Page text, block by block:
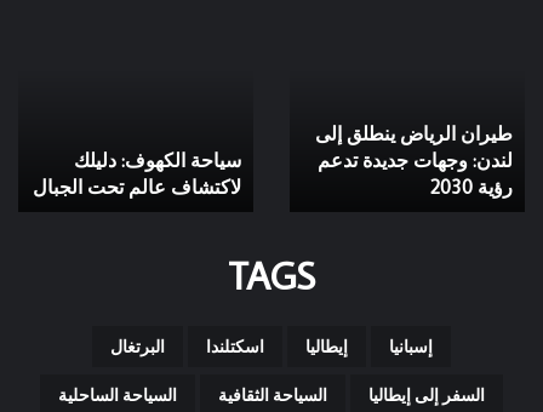
وجهات
جديدة
تدعم
رؤية
طيران الرياض ينطلق إلى
لندن: وجهات جديدة تدعم
رؤية 2030
الجبال
سياحة الكهوف: دليلك
لاكتشاف عالم تحت الجبال
TAGS
إسبانيا إيطاليا اسكتلندا البرتغال
السفر إلى إيطاليا السياحة الثقافية السياحة الساحلية